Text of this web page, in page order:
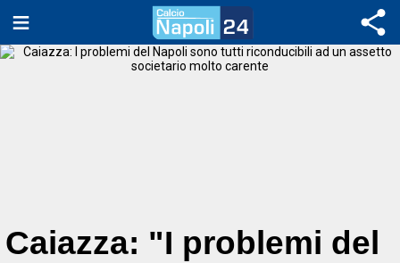
Caiazza: "I problemi del